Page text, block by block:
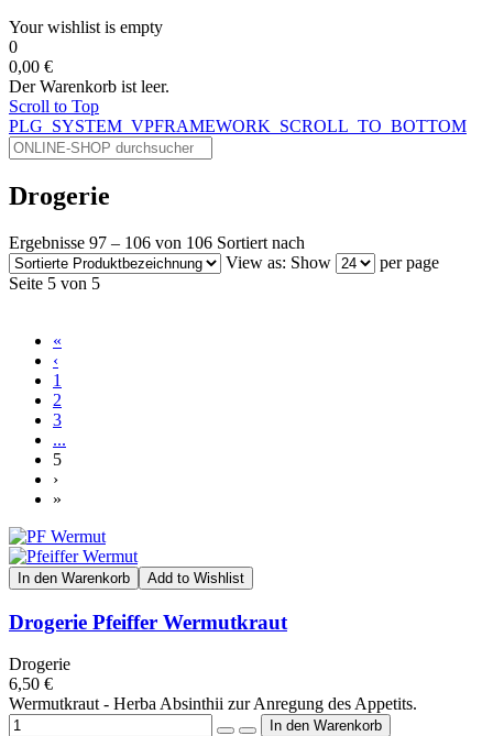
Your wishlist is empty
0
0,00 €
Der Warenkorb ist leer.
Scroll to Top
PLG_SYSTEM_VPFRAMEWORK_SCROLL_TO_BOTTOM
Drogerie
Ergebnisse 97 – 106 von 106 Sortiert nach
View as: Show
per page
Seite 5 von 5
«
‹
1
2
3
...
5
›
»
In den Warenkorb Add to Wishlist
Drogerie Pfeiffer Wermutkraut
Drogerie
6,50 €
Wermutkraut - Herba Absinthii zur Anregung des Appetits.